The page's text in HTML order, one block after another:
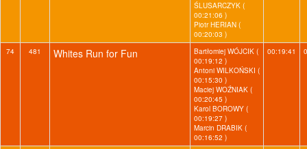
ŚLUSARCZYK (
00:21:06 )
Piotr HERIAN (
00:20:03 )
74 481 Whites Run for Fun
Bartłomiej WÓJCIK (
00:19:12 )
Antoni WILKOŃSKI (
00:15:30 )
Maciej WOŹNIAK (
00:20:45 )
Karol BOROWY (
00:19:27 )
Marcin DRABIK (
00:16:52 )
00:19:41